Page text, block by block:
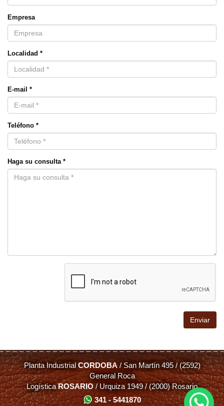
Empresa
Localidad *
E-mail *
Teléfono *
Haga su consulta *
Planta Industrial CORDOBA/ San Martín 495 / (2592)
General Roca
LogísticaROSARIO/ Urquiza 1949 / (2000) Rosario
341 - 5441870